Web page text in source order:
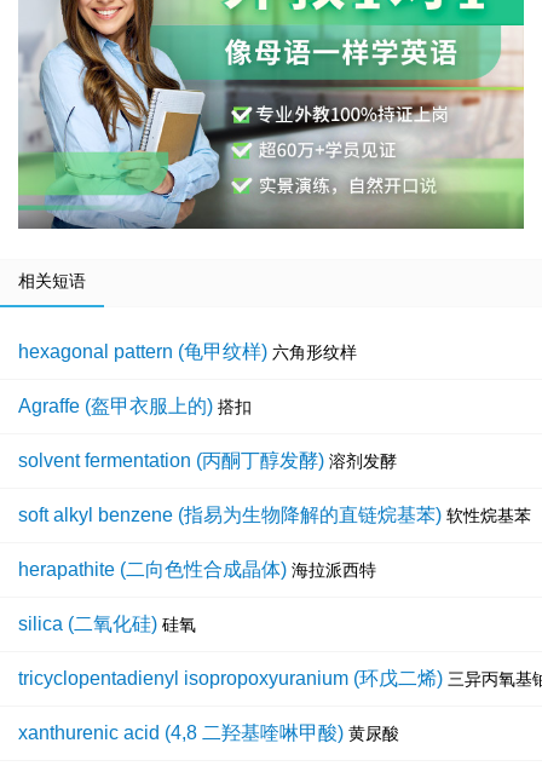
相关短语
hexagonal pattern (龟甲纹样) 六角形纹样
Agraffe (盔甲衣服上的) 搭扣
solvent fermentation (丙酮丁醇发酵) 溶剂发酵
soft alkyl benzene (指易为生物降解的直链烷基苯) 软性烷基苯
herapathite (二向色性合成晶体) 海拉派西特
silica (二氧化硅) 硅氧
tricyclopentadienyl isopropoxyuranium (环戊二烯) 三异丙氧基
xanthurenic acid (4,8 二羟基喹啉甲酸) 黄尿酸